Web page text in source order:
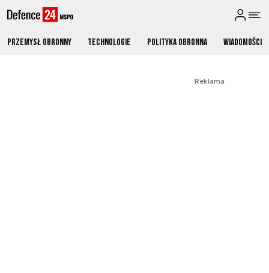
Przemysł obronny Technologie Polityka obronna Wiadomości
Reklama